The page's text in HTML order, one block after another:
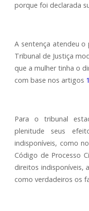
porque foi declarada
A sentença atendeu
Tribunal de Justiça
que a mulher tinha o
com base nos artigos
Para o tribunal
plenitude seus
indisponíveis, como
Código de Processo
direitos indisponíveis,
como verdadeiros os